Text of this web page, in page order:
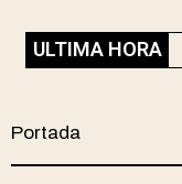
ULTIMA HORA
Portada